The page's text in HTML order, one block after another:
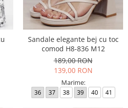
Sandale elegante bej cu toc
comod H8-836 M12
189,00 RON
139,00 RON
Marime:
36 37 38 39 40 41